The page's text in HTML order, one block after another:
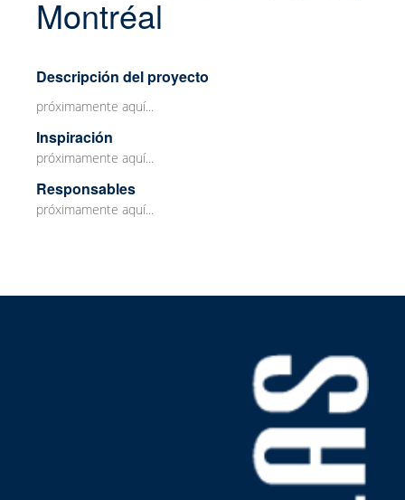
Montréal
Descripción del proyecto
próximamente aquí...
Inspiración
próximamente aquí...
Responsables
próximamente aquí...